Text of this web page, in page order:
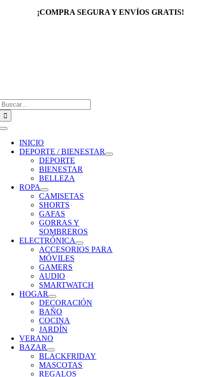
¡COMPRA SEGURA Y ENVÍOS GRATIS!
Toggle
Navigation
INICIO
DEPORTE / BIENESTAR
DEPORTE
BIENESTAR
BELLEZA
ROPA
CAMISETAS
SHORTS
GAFAS
GORRAS Y
SOMBREROS
ELECTRÓNICA
ACCESORIOS PARA
MÓVILES
GAMERS
AUDIO
SMARTWATCH
HOGAR
DECORACIÓN
BAÑO
COCINA
JARDÍN
VERANO
BAZAR
BLACKFRIDAY
MASCOTAS
REGALOS